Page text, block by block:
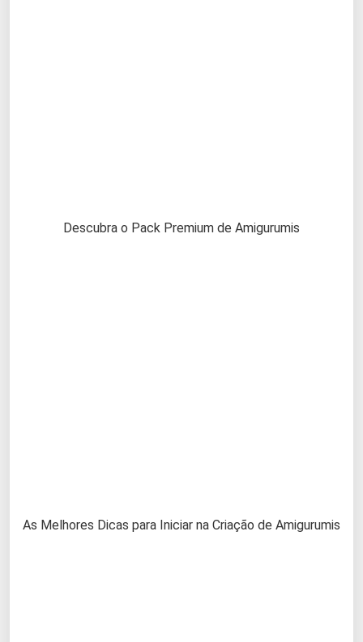
Descubra o Pack Premium de Amigurumis
As Melhores Dicas para Iniciar na Criação de Amigurumis